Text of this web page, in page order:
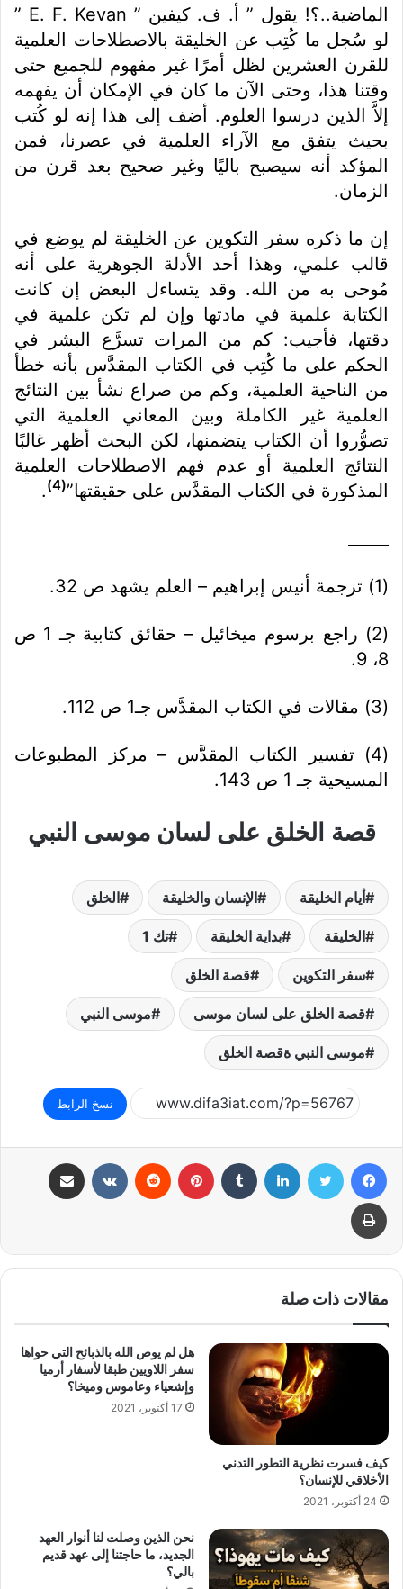
الماضية..؟! يقول ” أ. ف. كيفين ” E. F. Kevan ”
لو سُجل ما كُتِب عن الخليقة بالاصطلاحات العلمية
للقرن العشرين لظل أمرًا غير مفهوم للجميع حتى
وقتنا هذا، وحتى الآن ما كان في الإمكان أن يفهمه
إلاَّ الذين درسوا العلوم. أضف إلى هذا إنه لو كُتب
بحيث يتفق مع الآراء العلمية في عصرنا، فمن
المؤكد أنه سيصبح باليًا وغير صحيح بعد قرن من
الزمان.
إن ما ذكره سفر التكوين عن الخليقة لم يوضع في
قالب علمي، وهذا أحد الأدلة الجوهرية على أنه
مُوحى به من الله. وقد يتساءل البعض إن كانت
الكتابة علمية في مادتها وإن لم تكن علمية في
دقتها، فأجيب: كم من المرات تسرَّع البشر في
الحكم على ما كُتِب في الكتاب المقدَّس بأنه خطأ
من الناحية العلمية، وكم من صراع نشأ بين النتائج
العلمية غير الكاملة وبين المعاني العلمية التي
تصوُّروا أن الكتاب يتضمنها، لكن البحث أظهر غالبًا
النتائج العلمية أو عدم فهم الاصطلاحات العلمية
المذكورة في الكتاب المقدَّس على حقيقتها”(4)
.
(1) ترجمة أنيس إبراهيم – العلم يشهد ص 32.
(2) راجع برسوم ميخائيل – حقائق كتابية جـ 1 ص
8، 9.
(3) مقالات في الكتاب المقدَّس جـ1 ص 112.
(4) تفسير الكتاب المقدَّس – مركز المطبوعات
المسيحية جـ 1 ص 143.
قصة الخلق على لسان موسى النبي
أيام الخليقة الإنسان والخليقة الخلق
الخليقة بداية الخليقة تك 1
سفر التكوين قصة الخلق
قصة الخلق على لسان موسى موسى النبي
موسى النبي ةقصة الخلق
نسخ الرابط
فيسبوك تويتر لينكدإن بينتيريست
طباعة
مقالات ذات صلة
كيف فسرت نظرية التطور التدني
الأخلاقي للإنسان؟
24 أكتوبر، 2021
هل لم يوص الله بالذبائح التي حواها
سفر اللاويين طبقا لأسفار أرميا
وإشعياء وعاموس وميخا؟
17 أكتوبر، 2021
نحن الذين وصلت لنا أنوار العهد
الجديد، ما حاجتنا إلى عهد قديم
بالي؟